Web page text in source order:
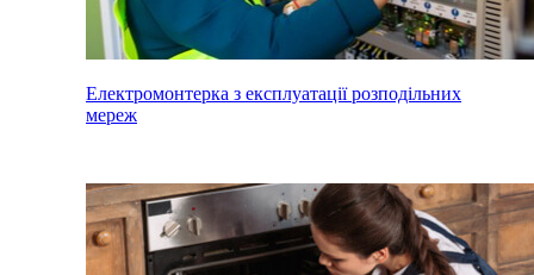
Електромонтерка з експлуатації розподільних
мереж